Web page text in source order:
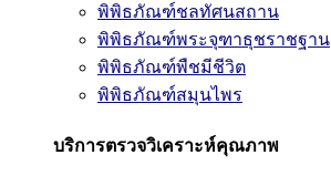
พิพิธภัณฑ์ชลทัศนสถาน
พิพิธภัณฑ์พระจุฑาธุชราชฐาน
พิพิธภัณฑ์พืชมีชีวิต
พิพิธภัณฑ์สมุนไพร
บริการตรวจวิเคราะห์คุณภาพ